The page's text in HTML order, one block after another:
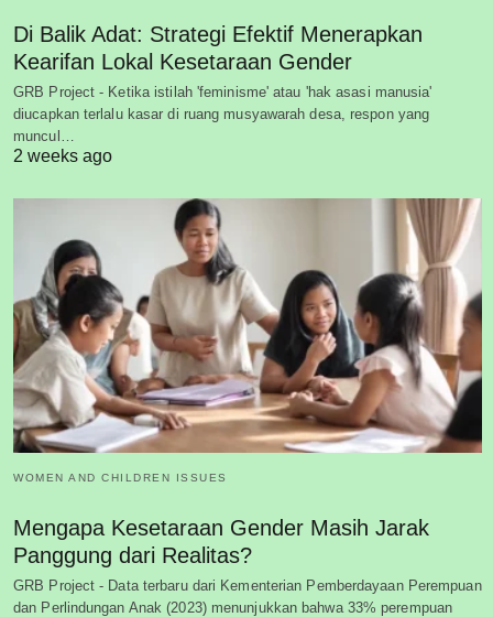
Di Balik Adat: Strategi Efektif Menerapkan
Kearifan Lokal Kesetaraan Gender
GRB Project - Ketika istilah 'feminisme' atau 'hak asasi manusia'
diucapkan terlalu kasar di ruang musyawarah desa, respon yang
muncul…
2 weeks ago
WOMEN AND CHILDREN ISSUES
Mengapa Kesetaraan Gender Masih Jarak
Panggung dari Realitas?
GRB Project - Data terbaru dari Kementerian Pemberdayaan Perempuan
dan Perlindungan Anak (2023) menunjukkan bahwa 33% perempuan